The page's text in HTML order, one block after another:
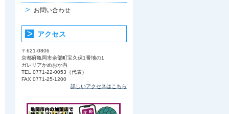
お問い合わせ
アクセス
〒621-0806
京都府亀岡市余部町宝久保1番地の1
ガレリアかめおか内
TEL 0771-22-0053（代表）
FAX 0771-25-1200
詳しいアクセスはこちら